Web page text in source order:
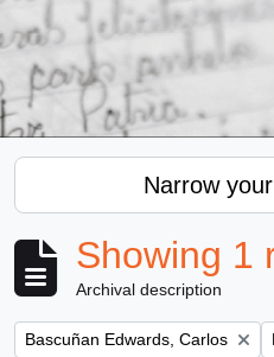
Narrow
Showing 1
Archival description
Remove filter:
Bascuñan Edwards, Carlos